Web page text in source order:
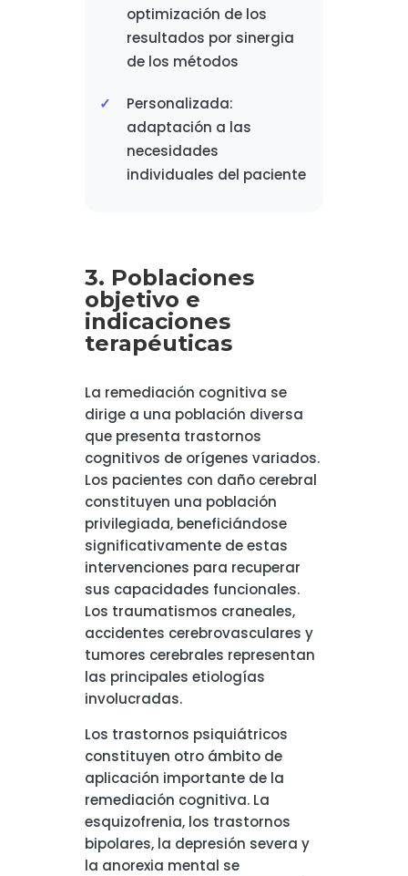
optimización de los
resultados por sinergia
de los métodos
Personalizada:
adaptación a las
necesidades
individuales del paciente
3. Poblaciones
objetivo e
indicaciones
terapéuticas
La remediación cognitiva se
dirige a una población diversa
que presenta trastornos
cognitivos de orígenes variados.
Los pacientes con daño cerebral
constituyen una población
privilegiada, beneficiándose
significativamente de estas
intervenciones para recuperar
sus capacidades funcionales.
Los traumatismos craneales,
accidentes cerebrovasculares y
tumores cerebrales representan
las principales etiologías
involucradas.
Los trastornos psiquiátricos
constituyen otro ámbito de
aplicación importante de la
remediación cognitiva. La
esquizofrenia, los trastornos
bipolares, la depresión severa y
la anorexia mental se